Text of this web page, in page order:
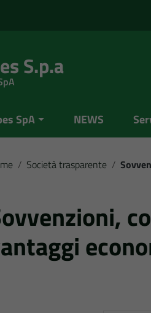
S.p.a
SpA NEWS
/ Società trasparente /